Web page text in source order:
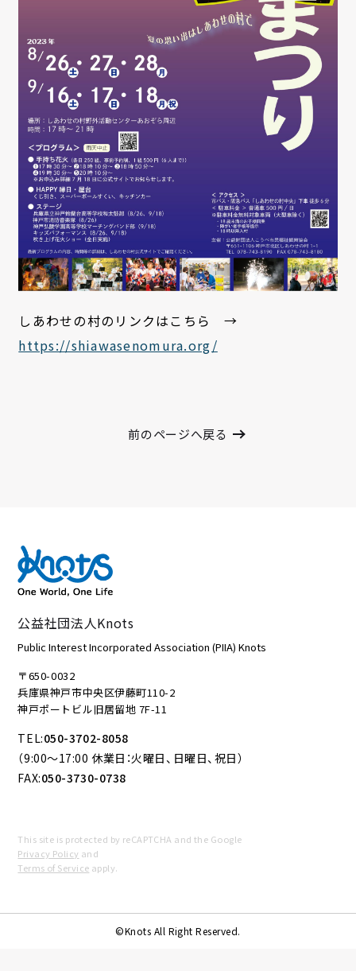
しあわせの村のリンクはこちら →
https://shiawasenomura.org/
前のページへ戻る
公益社団法人Knots
Public Interest Incorporated Association (PIIA) Knots
〒650-0032
兵庫県神戸市中央区伊藤町110-2
神戸ポートビル旧居留地 7F-11
TEL:050-3702-8058
（9:00～17:00 休業日：火曜日、日曜日、祝日）
FAX:050-3730-0738
This site is protected by reCAPTCHA and the Google
Privacy Policy and
Terms of Service apply.
©Knots All Right Reserved.